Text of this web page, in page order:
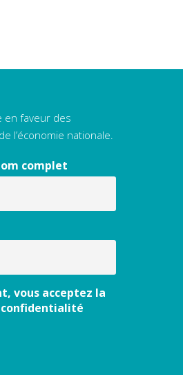
en faveur des
l’économie nationale.
complet
vous acceptez la